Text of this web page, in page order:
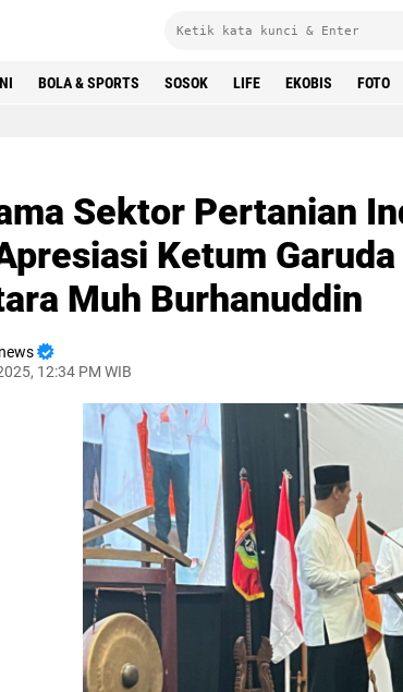
BOLA & SPORTS SOSOK LIFE EKOBIS FOTO
Sektor Pertanian
Ketum
Muh Burhanuddin
12:34 PM WIB